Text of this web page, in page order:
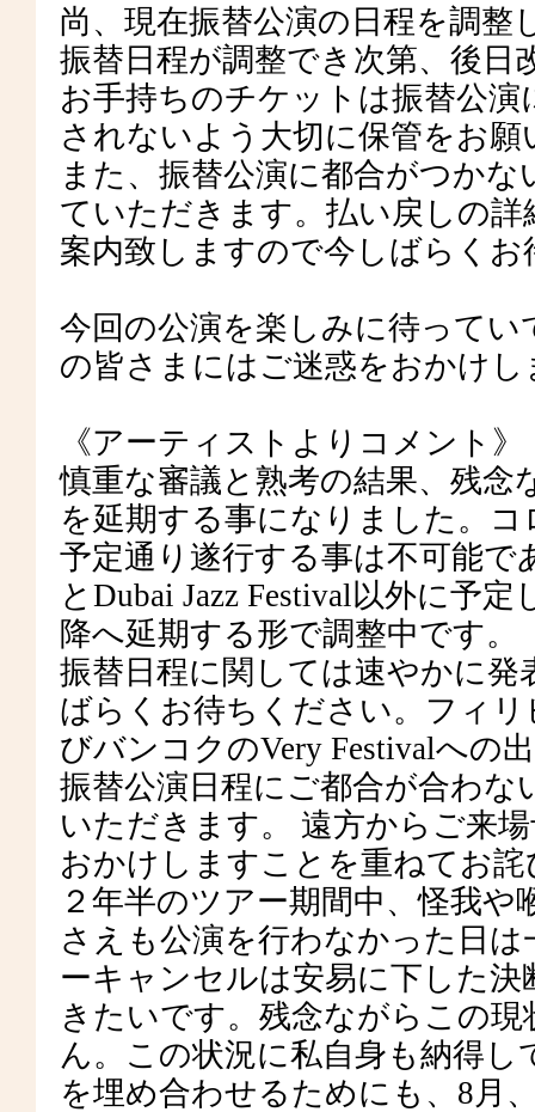
尚、現在振替公演の日程を調整
振替日程が調整でき次第、後日
お手持ちのチケットは振替公
されないよう大切に保管をお願
また、振替公演に都合がつか
ていただきます。払い戻しの
案内致しますので今しばらく
今回の公演を楽しみに待って
の皆さまにはご迷惑をおかけ
《アーティストよりコメント》
慎重な審議と熟考の結果、残
を延期する事になりました。
予定通り遂行する事は不可能で
とDubai Jazz Festival以外に予
降へ延期する形で調整中です。
振替日程に関しては速やかに
ばらくお待ちください。フィリ
びバンコクのVery Festivalへの
振替公演日程にご都合が合わ
いただきます。 遠方からご来
おかけしますことを重ねてお
２年半のツアー期間中、怪我
さえも公演を行わなかった日
ーキャンセルは安易に下した
きたいです。残念ながらこの
ん。この状況に私自身も納得
を埋め合わせるためにも、8月